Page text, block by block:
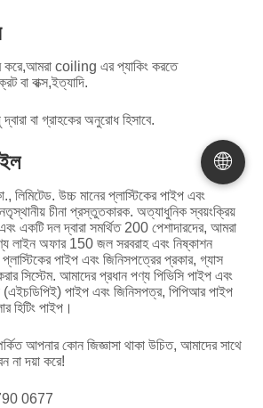
🌐
করে,আমরা coiling এর প্যাকিং করতে
বা বাক্স,ইত্যাদি.
বা গ্রাহকের অনুরোধ হিসাবে.
লিমিটেড. উচ্চ মানের প্লাস্টিকের পাইপ এবং
চীনা প্রস্তুতকারক. অত্যাধুনিক স্বয়ংক্রিয়
একটি দল দ্বারা সমর্থিত 200 পেশাদারদের, আমরা
লাইন অফার 150 জল সরবরাহ এবং নিষ্কাশন
পাইপ এবং জিনিসপত্রের প্রকার, গ্যাস
সিস্টেম. আমাদের প্রধান পণ্য পিভিসি পাইপ এবং
পাইপ এবং জিনিসপত্র, পিপিআর পাইপ
হিটিং পাইপ।
আপনার কোন জিজ্ঞাসা থাকা উচিত, আমাদের সাথে
না দয়া করে!
0677